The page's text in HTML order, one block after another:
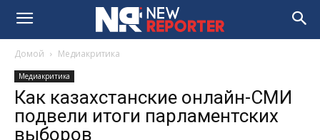
Домой Медиакритика
Медиакритика
Как казахстанские онлайн-СМИ
подвели итоги парламентских
выборов